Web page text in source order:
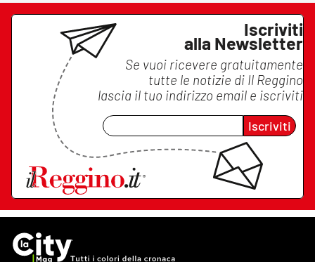
Iscriviti
alla Newsletter
Se vuoi ricevere gratuitamente
tutte le notizie di Il Reggino
lascia il tuo indirizzo email e iscriviti
Iscriviti